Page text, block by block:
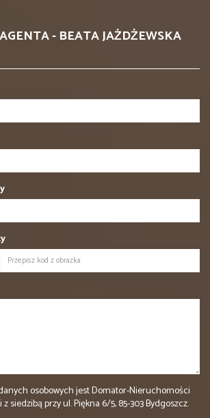
- BEATA JAŻDŻEWSKA
osobowych jest Domator-Nieruchomości
siedzibą przy ul. Piękna 6/5, 85-303 Bydgoszcz.